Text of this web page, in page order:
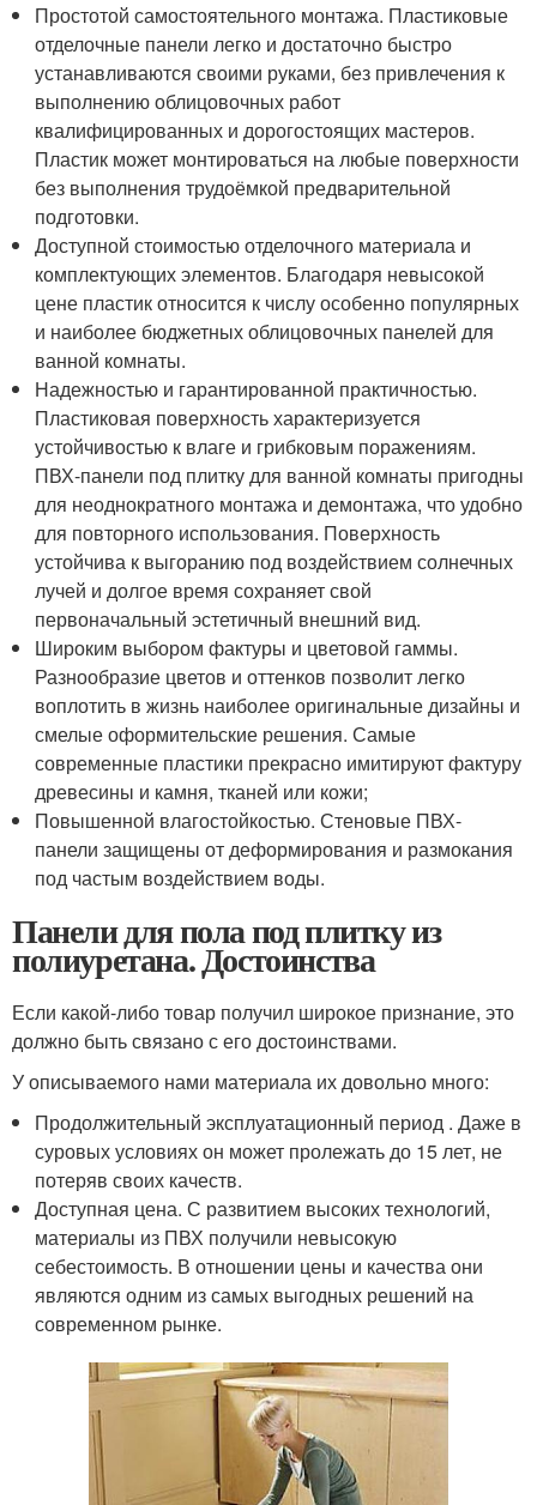
Простотой самостоятельного монтажа. Пластиковые
отделочные панели легко и достаточно быстро
устанавливаются своими руками, без привлечения к
выполнению облицовочных работ
квалифицированных и дорогостоящих мастеров.
Пластик может монтироваться на любые поверхности
без выполнения трудоёмкой предварительной
подготовки.
Доступной стоимостью отделочного материала и
комплектующих элементов. Благодаря невысокой
цене пластик относится к числу особенно популярных
и наиболее бюджетных облицовочных панелей для
ванной комнаты.
Надежностью и гарантированной практичностью.
Пластиковая поверхность характеризуется
устойчивостью к влаге и грибковым поражениям.
ПВХ-панели под плитку для ванной комнаты пригодны
для неоднократного монтажа и демонтажа, что удобно
для повторного использования. Поверхность
устойчива к выгоранию под воздействием солнечных
лучей и долгое время сохраняет свой
первоначальный эстетичный внешний вид.
Широким выбором фактуры и цветовой гаммы.
Разнообразие цветов и оттенков позволит легко
воплотить в жизнь наиболее оригинальные дизайны и
смелые оформительские решения. Самые
современные пластики прекрасно имитируют фактуру
древесины и камня, тканей или кожи;
Повышенной влагостойкостью. Стеновые ПВХ-
панели защищены от деформирования и размокания
под частым воздействием воды.
Панели для пола под плитку из
полиуретана. Достоинства
Если какой-либо товар получил широкое признание, это
должно быть связано с его достоинствами.
У описываемого нами материала их довольно много:
Продолжительный эксплуатационный период . Даже в
суровых условиях он может пролежать до 15 лет, не
потеряв своих качеств.
Доступная цена. С развитием высоких технологий,
материалы из ПВХ получили невысокую
себестоимость. В отношении цены и качества они
являются одним из самых выгодных решений на
современном рынке.